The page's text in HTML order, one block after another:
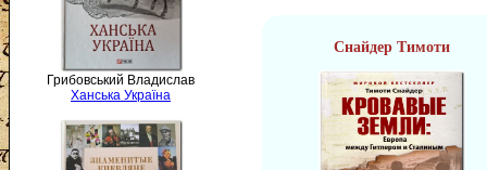
Грибовський Владислав
Ханська Україна
Снайдер Тимоти